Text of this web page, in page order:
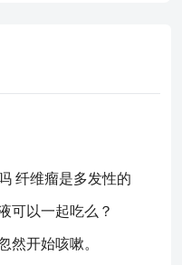
纤维瘤是多发性的
可以一起吃么？
然开始咳嗽。